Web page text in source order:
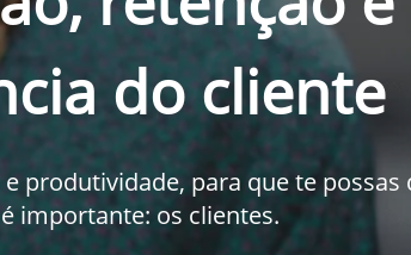
do cliente
produtividade, para que te possas
importante: os clientes.